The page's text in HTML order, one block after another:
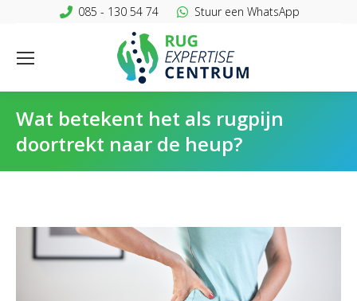
085 - 130 54 74 Stuur een WhatsApp
Wat betekent het als rugpijn
doortrekt naar de heup?